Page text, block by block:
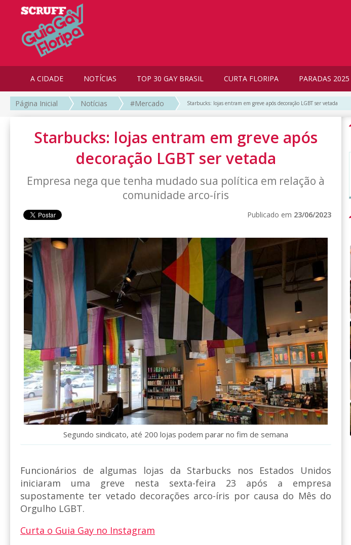
A CIDADE NOTÍCIAS TOP 30 GAY BRASIL CURTA FLORIPA PARADAS 2025
Página Inicial Notícias #Mercado Starbucks: lojas entram em greve após decoração LGBT ser vetada
Starbucks: lojas entram em greve após
decoração LGBT ser vetada
Empresa nega que tenha mudado sua política em relação à
comunidade arco-íris
Publicado em 23/06/2023
Segundo sindicato, até 200 lojas podem parar no fim de semana
Funcionários de algumas lojas da Starbucks nos Estados Unidos
iniciaram uma greve nesta sexta-feira 23 após a empresa
supostamente ter vetado decorações arco-íris por causa do Mês do
Orgulho LGBT.
Curta o Guia Gay no Instagram